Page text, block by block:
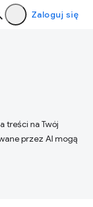
Zaloguj się
treści na Twój
przez AI mogą